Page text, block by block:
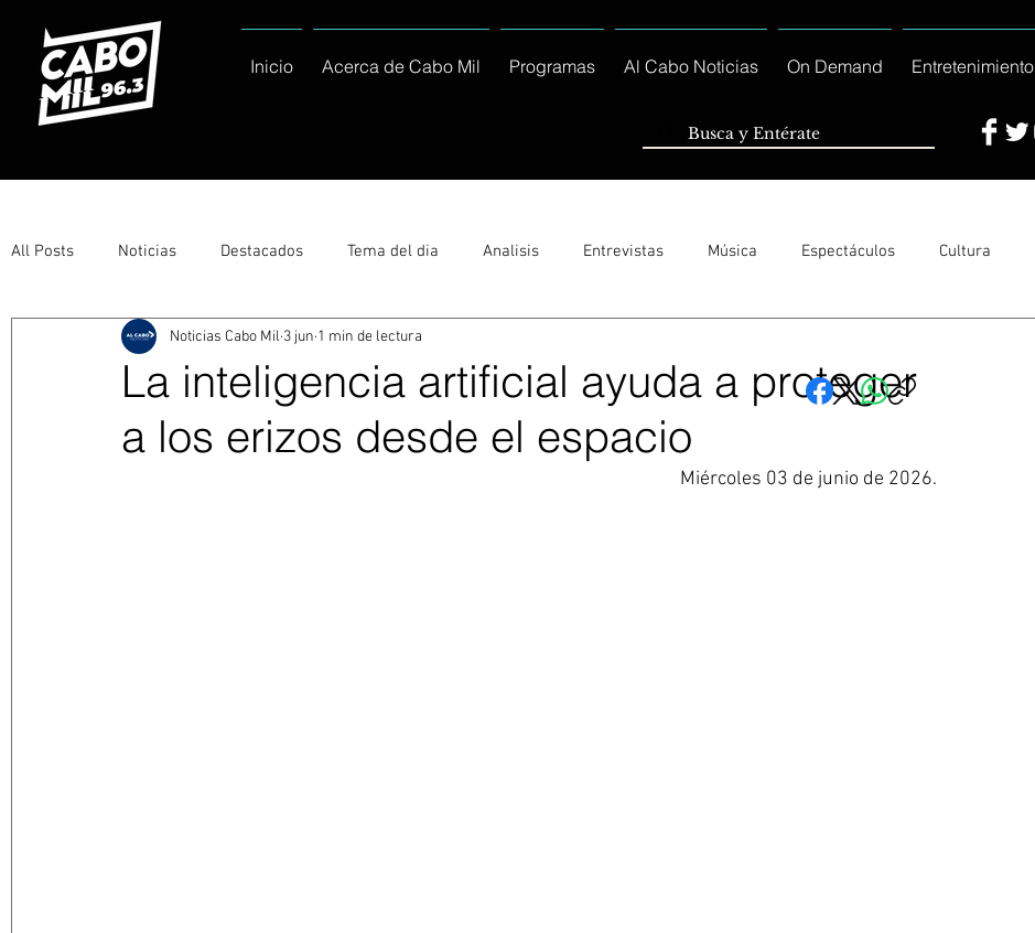
Inicio Acerca de Cabo Mil Programas Al Cabo Noticias On Demand Entretenimiento
All Posts Noticias Destacados Tema del dia Analisis Entrevistas Música Espectáculos Cultura
Entérate Deportes La buena del día
Ayuntamiento de Los Cabos Informa Nacionales e Internacionales Columnas
La inteligencia artificial ayuda a proteger
a los erizos desde el espacio
Noticias Cabo Mil 3 jun 1 min de lectura
Miércoles 03 de junio de 2026.